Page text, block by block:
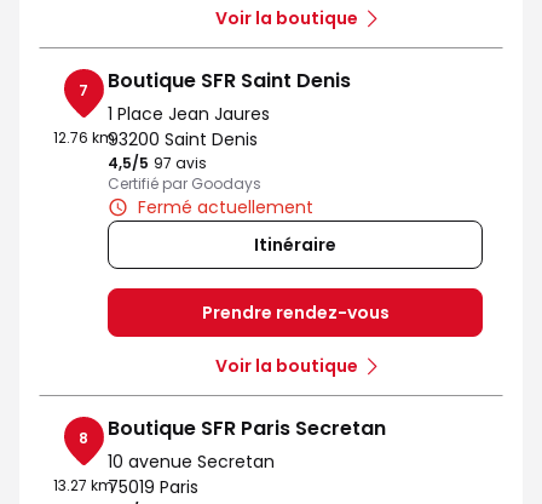
Voir la boutique
7
12.76 km
Boutique SFR Saint Denis
1 Place Jean Jaures
93200 Saint Denis
4,5/5 Note de 4.5 sur 5
97 avis
Certifié par Goodays
Fermé actuellement
Itinéraire
Prendre rendez-vous
Voir la boutique
8
13.27 km
Boutique SFR Paris Secretan
10 avenue Secretan
75019 Paris